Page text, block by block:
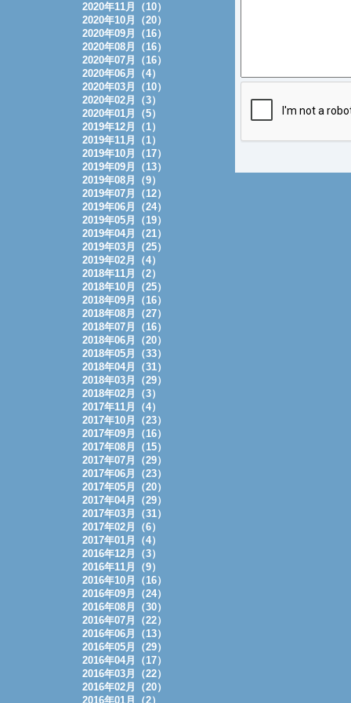
2020年11月（10）
2020年10月（20）
2020年09月（16）
2020年08月（16）
2020年07月（16）
2020年06月（4）
2020年03月（10）
2020年02月（3）
2020年01月（5）
2019年12月（1）
2019年11月（1）
2019年10月（17）
2019年09月（13）
2019年08月（9）
2019年07月（12）
2019年06月（24）
2019年05月（19）
2019年04月（21）
2019年03月（25）
2019年02月（4）
2018年11月（2）
2018年10月（25）
2018年09月（16）
2018年08月（27）
2018年07月（16）
2018年06月（20）
2018年05月（33）
2018年04月（31）
2018年03月（29）
2018年02月（3）
2017年11月（4）
2017年10月（23）
2017年09月（16）
2017年08月（15）
2017年07月（29）
2017年06月（23）
2017年05月（20）
2017年04月（29）
2017年03月（31）
2017年02月（6）
2017年01月（4）
2016年12月（3）
2016年11月（9）
2016年10月（16）
2016年09月（24）
2016年08月（30）
2016年07月（22）
2016年06月（13）
2016年05月（29）
2016年04月（17）
2016年03月（22）
2016年02月（20）
2016年01月（2）